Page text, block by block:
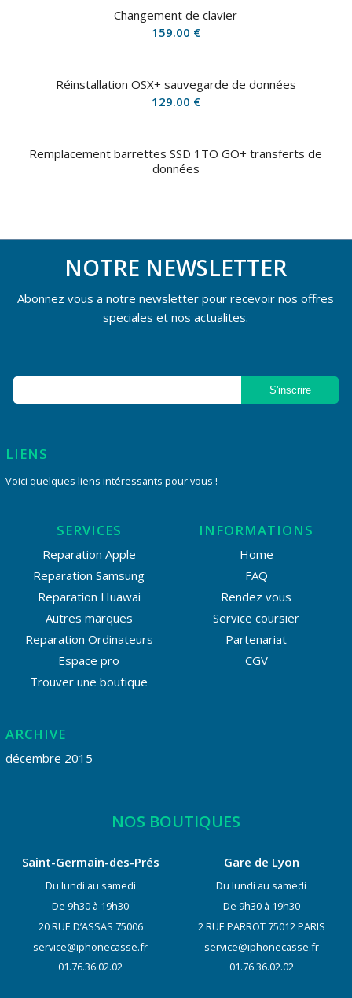
Changement de clavier
159.00 €
Réinstallation OSX+ sauvegarde de données
129.00 €
Remplacement barrettes SSD 1TO GO+ transferts de
données
NOTRE NEWSLETTER
Abonnez vous a notre newsletter pour recevoir nos offres
speciales et nos actualites.
LIENS
Voici quelques liens intéressants pour vous !
SERVICES
Reparation Apple
Reparation Samsung
Reparation Huawai
Autres marques
Reparation Ordinateurs
Espace pro
Trouver une boutique
INFORMATIONS
Home
FAQ
Rendez vous
Service coursier
Partenariat
CGV
ARCHIVE
décembre 2015
NOS BOUTIQUES
Saint-Germain-des-Prés
Du lundi au samedi
De 9h30 à 19h30
20 RUE D’ASSAS 75006
service@iphonecasse.fr
01.76.36.02.02
Gare de Lyon
Du lundi au samedi
De 9h30 à 19h30
2 RUE PARROT 75012 PARIS
service@iphonecasse.fr
01.76.36.02.02